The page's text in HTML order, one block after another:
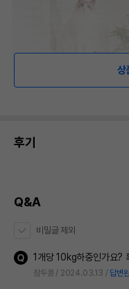
상
후기
Q&A
비밀글 제외
참두콩 2024.03.13 답변